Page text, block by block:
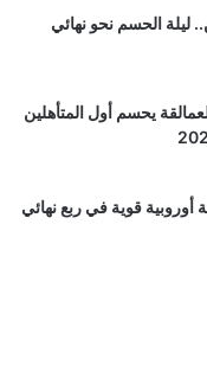
ليلة الحسم نحو نهائي
يحسم أول المتأهلين
أوروبية قوية في ربع نهائي